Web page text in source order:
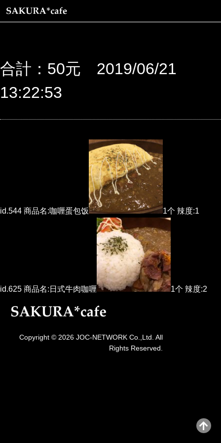
合計：50元 2019/06/21
13:22:53
id.544 商品名:咖喱蛋包饭 1个 辣度:1
id.625 商品名:日式牛肉咖喱 1个 辣度:2
Copyright © 2026 JOC-NETWORK Co.,Ltd. All
Rights Reserved.